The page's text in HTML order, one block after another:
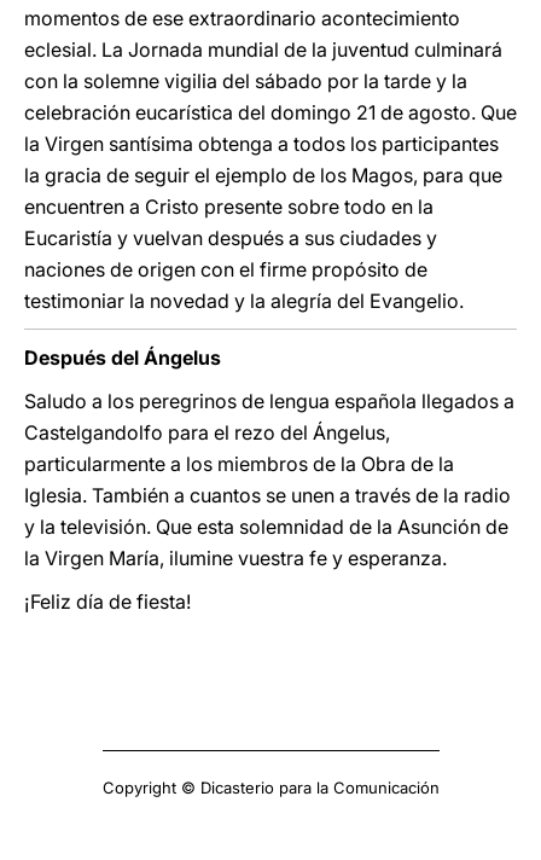
momentos de ese extraordinario acontecimiento
eclesial. La Jornada mundial de la juventud culminará
con la solemne vigilia del sábado por la tarde y la
celebración eucarística del domingo 21 de agosto. Que
la Virgen santísima obtenga a todos los participantes
la gracia de seguir el ejemplo de los Magos, para que
encuentren a Cristo presente sobre todo en la
Eucaristía y vuelvan después a sus ciudades y
naciones de origen con el firme propósito de
testimoniar la novedad y la alegría del Evangelio.
Después del Ángelus
Saludo a los peregrinos de lengua española llegados a
Castelgandolfo para el rezo del Ángelus,
particularmente a los miembros de la Obra de la
Iglesia. También a cuantos se unen a través de la radio
y la televisión. Que esta solemnidad de la Asunción de
la Virgen María, ilumine vuestra fe y esperanza.
¡Feliz día de fiesta!
Copyright © Dicasterio para la Comunicación